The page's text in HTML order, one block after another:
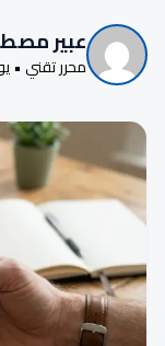
عبير
محرر تقني • يونيو